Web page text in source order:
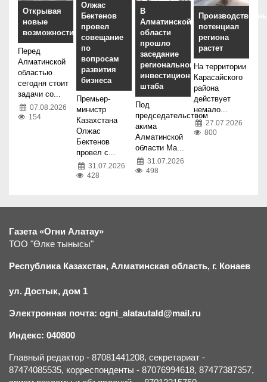
Открывая
новые
возможности
Перед
Алматинской
областью
сегодня стоит
задачи со...
07.08.2026
154
Олжас
Бектенов
провел
совещание
по
вопросам
развития
бизнеса
Премьер-
министр
Казахстана
Олжас
Бектенов
провел с...
31.07.2026
428
В
Алматинской
области
прошло
заседание
регионального
инвестиционного
штаба
Под
председательством
акима
Алматинской
области Ма...
31.07.2026
498
потенциал
региона
растет
На территории
Карасайского
района
действует
немало...
27.07.2026
800
Газета «Огни Алатау»
ТОО "Өлке тынысы"
Республика Казахстан, Алматинская область, г. Конаев
ул. Достык, дом 1
Электронная почта: ogni_alatautald@mail.ru
Индекс: 040800
Главный редактор - 87081441208, секретариат -
87474085535, корреспонденты - 87076994618, 87477387357,